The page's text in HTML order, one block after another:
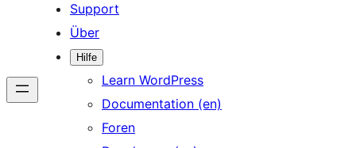
Support
Über
Hilfe
Learn WordPress
Documentation (en)
Foren